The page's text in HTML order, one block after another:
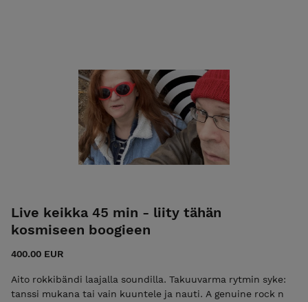
Live keikka 45 min - liity tähän
kosmiseen boogieen
400.00 EUR
Aito rokkibändi laajalla soundilla. Takuuvarma rytmin syke:
tanssi mukana tai vain kuuntele ja nauti. A genuine rock n